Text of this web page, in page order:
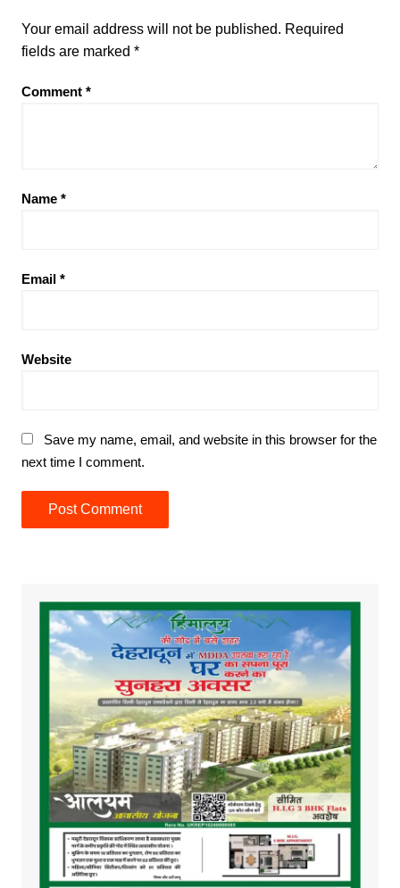
Your email address will not be published. Required
fields are marked *
Comment *
Name *
Email *
Website
Save my name, email, and website in this browser for the
next time I comment.